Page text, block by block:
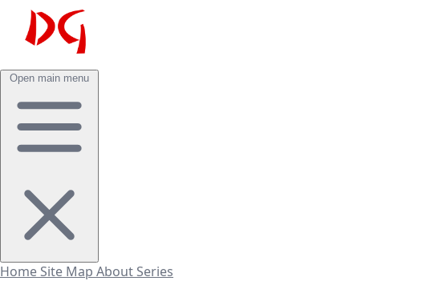
Open main menu
Home Site Map About Series